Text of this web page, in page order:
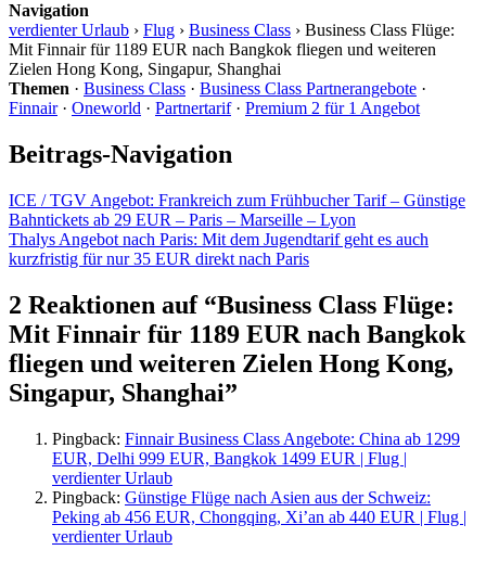
Navigation
verdienter Urlaub › Flug › Business Class › Business Class Flüge:
Mit Finnair für 1189 EUR nach Bangkok fliegen und weiteren
Zielen Hong Kong, Singapur, Shanghai
Themen · Business Class · Business Class Partnerangebote ·
Finnair· Oneworld · Partnertarif· Premium 2 für 1 Angebot
Beitrags-Navigation
ICE / TGV Angebot: Frankreich zum Frühbucher Tarif – Günstige
Bahntickets ab 29 EUR – Paris – Marseille – Lyon
Thalys Angebot nach Paris: Mit dem Jugendtarif geht es auch
kurzfristig für nur 35 EUR direkt nach Paris
2 Reaktionen auf “Business Class Flüge:
Mit Finnair für 1189 EUR nach Bangkok
fliegen und weiteren Zielen Hong Kong,
Singapur, Shanghai”
Pingback: Finnair Business Class Angebote: China ab 1299
EUR, Delhi 999 EUR, Bangkok 1499 EUR | Flug |
verdienter Urlaub
Pingback: Günstige Flüge nach Asien aus der Schweiz:
Peking ab 456 EUR, Chongqing, Xi’an ab 440 EUR | Flug |
verdienter Urlaub